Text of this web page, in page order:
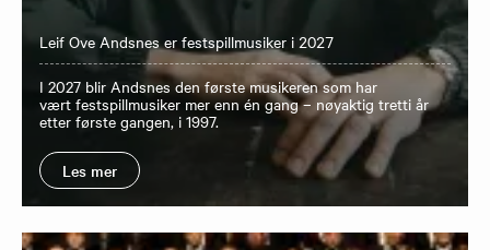
Leif Ove Andsnes er festspillmusiker i 2027
I 2027 blir Andsnes den første musikeren som har
vært festspillmusiker mer enn én gang – nøyaktig tretti år
etter første gangen, i 1997.
Les mer